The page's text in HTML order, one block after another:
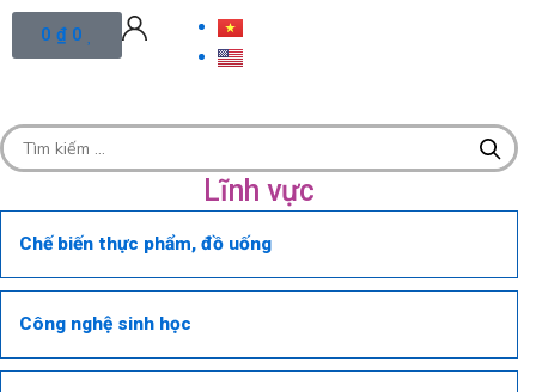
0 ₫ 0
Cart
Lĩnh vực
Chế biến thực phẩm, đồ uống
Công nghệ sinh học